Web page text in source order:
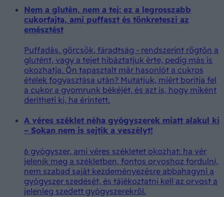
Nem a glutén, nem a tej: ez a legrosszabb
cukorfajta, ami puffaszt és tönkreteszi az
emésztést
Puffadás, görcsök, fáradtság - rendszerint rögtön a
glutént, vagy a tejet hibáztatjuk érte, pedig más is
okozhatja. Ön tapasztalt már hasonlót a cukros
ételek fogyasztása után? Mutatjuk, miért borítja fel
a cukor a gyomrunk békéjét, és azt is, hogy miként
derítheti ki, ha érintett.
A véres széklet néha gyógyszerek miatt alakul ki
– Sokan nem is sejtik a veszélyt!
6 gyógyszer, ami véres székletet okozhat: ha vér
jelenik meg a székletben, fontos orvoshoz fordulni,
nem szabad saját kezdeményezésre abbahagyni a
gyógyszer szedését, és tájékoztatni kell az orvost a
jelenleg szedett gyógyszerekről.